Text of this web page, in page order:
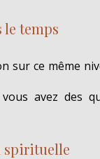
temps
sur ce même
avez des
spirituelle